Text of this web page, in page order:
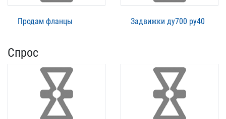
Продам фланцы Задвижки ду700 ру40
Спрос